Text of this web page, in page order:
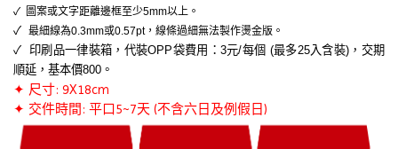
✓ 圖案或文字距離邊框至少5mm以上。
✓ 最細線為0.3mm或0.57pt，線條過細無法製作燙金版。
✓ 印刷品一律裝箱，代裝OPP袋費用：3元/每個 (最多25入含裝)，交期
順延，基本價800。
✦ 尺寸: 9X18cm
✦ 交件時間: 平口5~7天 (不含六日及例假日)